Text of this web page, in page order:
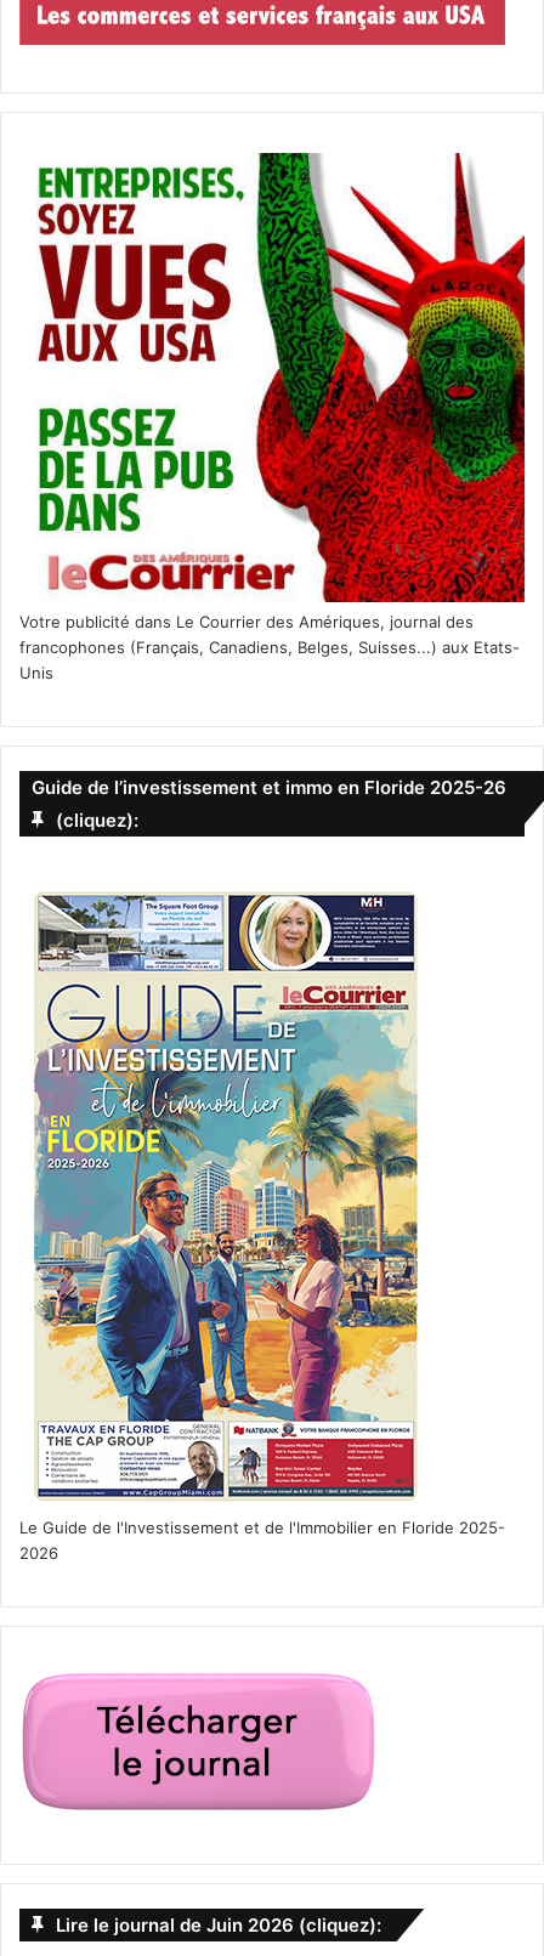
« Allez lire ça sur tel média !» Les lecteurs arriveraient
être qu’ils le retrouveraient grâce à Google ; mais il ne faut
pas croire qu’avant l’existence des réseaux sociaux et de
Google les lecteurs avaient du mal à trouver les médias !
Ainsi, en cas de séparation, chacun pourrait continuer sa
route séparément, les réseaux sociaux d’une part et les
médias de l’autre. Pas certain, toutefois, qu’on s’oriente
vers un divorce à l’amiable…
Gwendal Gauthier
Publisher du journal
Le Courrier des Amériques
PUBLICITE :
Plombier et dégâts des eaux dans le comté de Broward en Floride
: Dave21
articles de médias sur les réseaux sociaux
facebook google loi C-18
Loi sur les nouvelles en ligne
Votre publicité dans Le Courrier des Amériques, journal des
francophones (Français, Canadiens, Belges, Suisses...) aux Etats-
Unis
Guide de l’investissement et immo en Floride 2025-26
(cliquez):
Le Guide de l'Investissement et de l'Immobilier en Floride 2025-
2026
Lire le journal de Juin 2026 (cliquez):